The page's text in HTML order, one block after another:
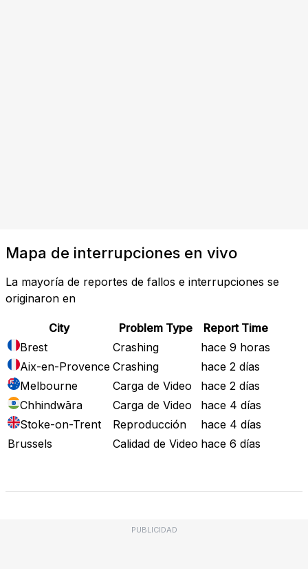
Mapa de interrupciones en vivo
La mayoría de reportes de fallos e interrupciones se
originaron en
City Problem Type
Report Time
Brest
Crashing
hace 9 horas
Aix-en-Provence Crashing
hace 2 días
Melbourne
Carga de Video
hace 2 días
Chhindwāra
Carga de Video
hace 4 días
Stoke-on-Trent
Reproducción
hace 4 días
Brussels
Calidad de Video hace 6 días
PUBLICIDAD